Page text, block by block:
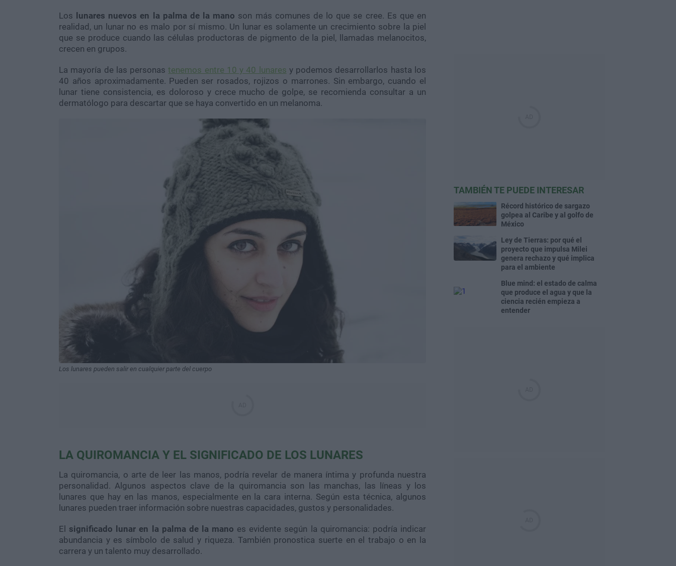
Los lunares nuevos en la palma de la mano son más comunes de lo que se cree. Es que en
realidad, un lunar no es malo por sí mismo. Un lunar es solamente un crecimiento sobre la piel
que se produce cuando las células productoras de pigmento de la piel, llamadas melanocitos,
crecen en grupos.
La mayoría de las personastenemos entre 10 y 40 lunares y podemos desarrollarlos hasta los
40 años aproximadamente. Pueden ser rosados, rojizos o marrones. Sin embargo, cuando el
lunar tiene consistencia, es doloroso y crece mucho de golpe, se recomienda consultar a un
dermatólogo para descartar que se haya convertido en un melanoma.
Los lunares pueden salir en cualquier parte del cuerpo
LA QUIROMANCIA Y EL SIGNIFICADO DE LOS LUNARES
La quiromancia, o arte de leer las manos, podría revelar de manera íntima y profunda nuestra
personalidad. Algunos aspectos clave de la quiromancia son las manchas, las líneas y los
lunares que hay en las manos, especialmente en la cara interna. Según esta técnica, algunos
lunares pueden traer información sobre nuestras capacidades, gustos y personalidades.
El significado lunar en la palma de la mano es evidente según la quiromancia: podría indicar
abundancia y es símbolo de salud y riqueza. También pronostica suerte en el trabajo o en la
carrera y un talento muy desarrollado.
TAMBIÉN TE PUEDE INTERESAR
Récord histórico de sargazo
golpea al Caribe y al golfo de
México
Ley de Tierras: por qué el
proyecto que impulsa Milei
genera rechazo y qué implica
para el ambiente
Blue mind: el estado de calma
que produce el agua y que la
ciencia recién empieza a
entender